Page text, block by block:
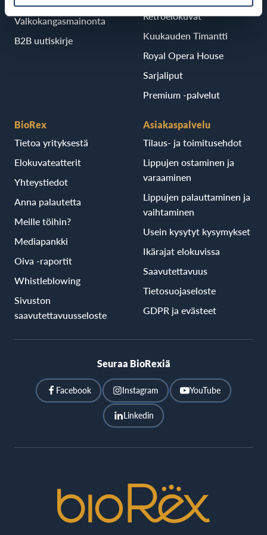
Valkokangasmainonta
B2B uutiskirje
Retroelokuvat
Kuukauden Timantti
Royal Opera House
Sarjaliput
Premium -palvelut
BioRex
Tietoa yrityksestä
Elokuvateatterit
Yhteystiedot
Anna palautetta
Meille töihin?
Mediapankki
Oiva -raportit
Whistleblowing
Sivuston
saavutettavuusseloste
Asiakaspalvelu
Tilaus- ja toimitusehdot
Lippujen ostaminen ja
varaaminen
Lippujen palauttaminen ja
vaihtaminen
Usein kysytyt kysymykset
Ikärajat elokuvissa
Saavutettavuus
Tietosuojaseloste
GDPR ja evästeet
Seuraa BioRexiä
Facebook Instagram YouTube
Linkedin
Cinemas